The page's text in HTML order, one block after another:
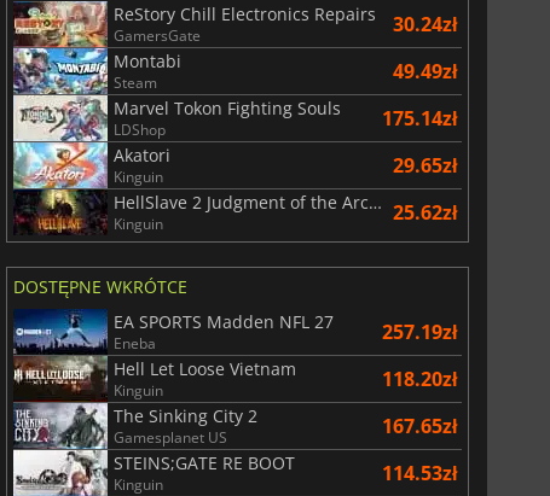
ReStory Chill Electronics Repairs
GamersGate 30.24zł
Montabi
Steam 49.49zł
Marvel Tokon Fighting Souls
LDShop 175.14zł
Akatori
Kinguin 29.65zł
HellSlave 2 Judgment of the Archon
Kinguin 25.62zł
DOSTĘPNE WKRÓTCE
EA SPORTS Madden NFL 27
Eneba 257.19zł
Hell Let Loose Vietnam
Kinguin 118.20zł
The Sinking City 2
Gamesplanet US 167.65zł
STEINS;GATE RE BOOT
Kinguin 114.53zł